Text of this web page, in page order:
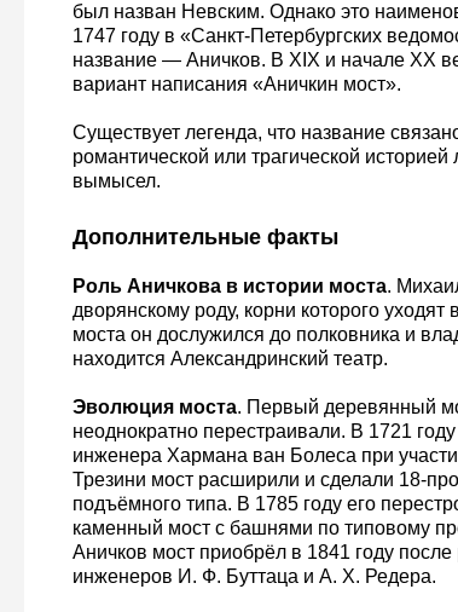
был назван Невским. Однако это
1747 году в «Санкт-Петербургских
название — Аничков. В XIX и начале XX
вариант написания «Аничкин мост».
Существует легенда, что название
романтической или трагической
вымысел.
Дополнительные факты
Роль Аничкова в истории моста.
дворянскому роду, корни которого уходят
моста он дослужился до полковника и
находится Александринский театр.
Эволюция моста. Первый деревянный
неоднократно перестраивали. В 1721
инженера Хармана ван Болеса при
Трезини мост расширили и сделали 18-
подъёмного типа. В 1785 году его
каменный мост с башнями по типовому
Аничков мост приобрёл в 1841 году после
инженеров И. Ф. Буттаца и А. Х. Редера.